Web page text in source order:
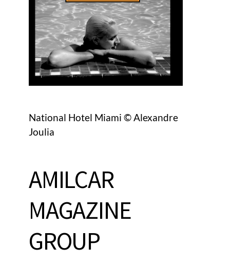
National Hotel Miami © Alexandre
Joulia
AMILCAR
MAGAZINE
GROUP